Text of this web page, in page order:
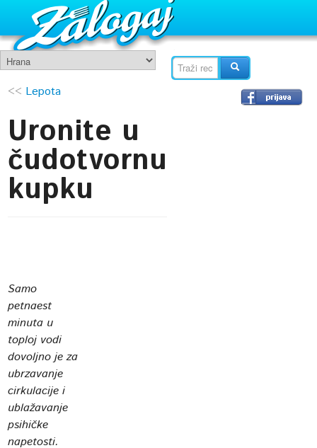
<< Lepota
Uronite u
čudotvornu
kupku
Samo
petnaest
minuta u
toploj vodi
dovoljno je za
ubrzavanje
cirkulacije i
ublažavanje
psihičke
napetosti.